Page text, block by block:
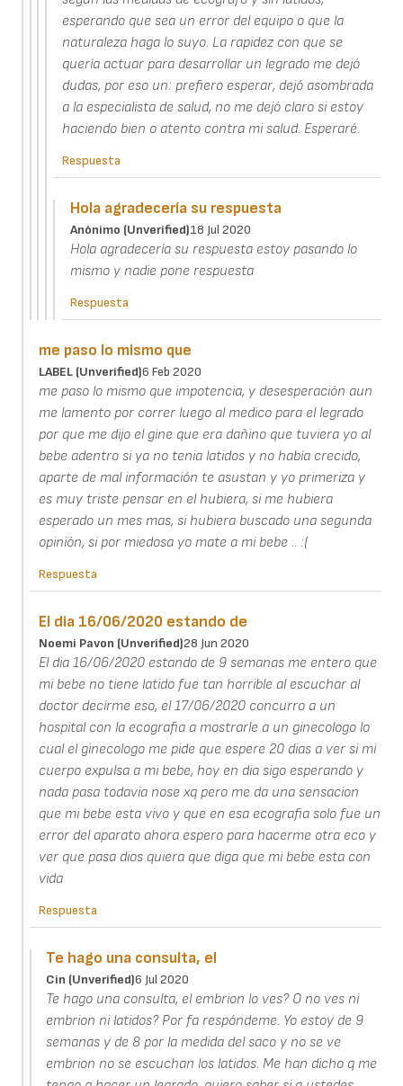
esperando que sea un error del equipo o que la
naturaleza haga lo suyo. La rapidez con que se
quería actuar para desarrollar un legrado me dejó
dudas, por eso un: prefiero esperar, dejó asombrada
a la especialista de salud, no me dejó claro si estoy
haciendo bien o atento contra mi salud. Esperaré.
Respuesta
Hola agradecería su respuesta
Anónimo (unverified)18 Jul 2020
Hola agradecería su respuesta estoy pasando lo
mismo y nadie pone respuesta
Respuesta
me paso lo mismo que
LABEL (unverified)6 Feb 2020
me paso lo mismo que impotencia, y desesperación aun
me lamento por correr luego al medico para el legrado
por que me dijo el gine que era dañino que tuviera yo al
bebe adentro si ya no tenia latidos y no había crecido,
aparte de mal información te asustan y yo primeriza y
es muy triste pensar en el hubiera, si me hubiera
esperado un mes mas, si hubiera buscado una segunda
opinión, si por miedosa yo mate a mi bebe .. :(
Respuesta
El dia 16/06/2020 estando de
Noemi Pavon (unverified)28 Jun 2020
El dia 16/06/2020 estando de 9 semanas me entero que
mi bebe no tiene latido fue tan horrible al escuchar al
doctor decirme eso, el 17/06/2020 concurro a un
hospital con la ecografia a mostrarle a un ginecologo lo
cual el ginecologo me pide que espere 20 dias a ver si mi
cuerpo expulsa a mi bebe, hoy en dia sigo esperando y
nada pasa todavia nose xq pero me da una sensacion
que mi bebe esta vivo y que en esa ecografia solo fue un
error del aparato ahora espero para hacerme otra eco y
ver que pasa dios quiera que diga que mi bebe esta con
vida
Respuesta
Te hago una consulta, el
Cin (unverified)6 Jul 2020
Te hago una consulta, el embrion lo ves? O no ves ni
embrion ni latidos? Por fa respóndeme. Yo estoy de 9
semanas y de 8 por la medida del saco y no se ve
embrion no se escuchan los latidos. Me han dicho q me